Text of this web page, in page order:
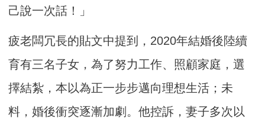
己說一次話！」
疲老闆冗長的貼文中提到，2020年結婚後陸續
育有三名子女，為了努力工作、照顧家庭，選
擇結紮，本以為正一步步邁向理想生活；未
料，婚後衝突逐漸加劇。他控訴，妻子多次以